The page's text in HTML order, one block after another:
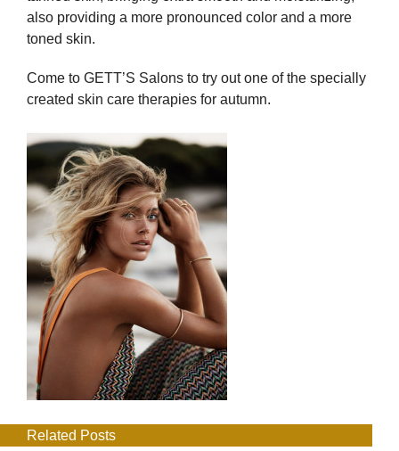
also providing a more pronounced color and a more
toned skin.
Come to GETT’S Salons to try out one of the specially
created skin care therapies for autumn.
Related Posts